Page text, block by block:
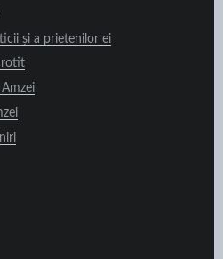
și a prietenilor ei
Amzei